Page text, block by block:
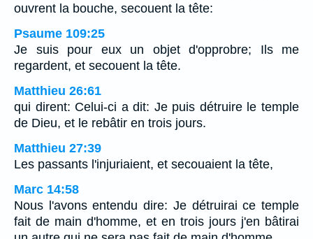
ouvrent la bouche, secouent la tête:
Psaume 109:25
Je suis pour eux un objet d'opprobre; Ils me
regardent, et secouent la tête.
Matthieu 26:61
qui dirent: Celui-ci a dit: Je puis détruire le temple
de Dieu, et le rebâtir en trois jours.
Matthieu 27:39
Les passants l'injuriaient, et secouaient la tête,
Marc 14:58
Nous l'avons entendu dire: Je détruirai ce temple
fait de main d'homme, et en trois jours j'en bâtirai